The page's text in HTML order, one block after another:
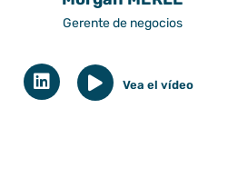
Gerente de negocios
Vea el vídeo